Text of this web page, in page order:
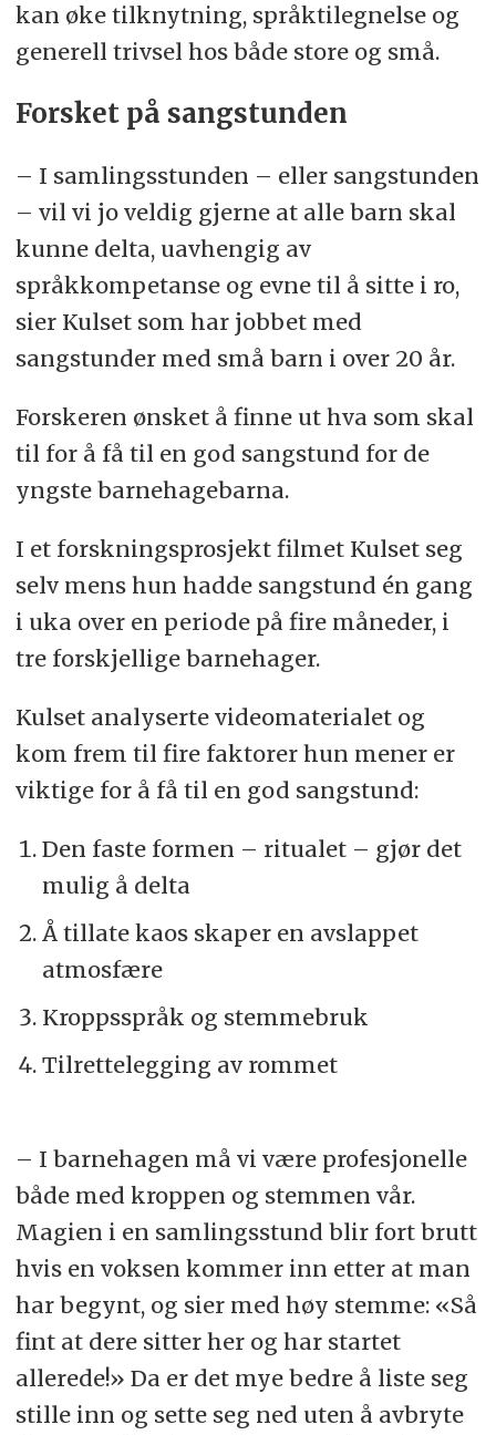
kan øke tilknytning, språktilegnelse og
generell trivsel hos både store og små.
Forsket på sangstunden
– I samlingsstunden – eller sangstunden
– vil vi jo veldig gjerne at alle barn skal
kunne delta, uavhengig av
språkkompetanse og evne til å sitte i ro,
sier Kulset som har jobbet med
sangstunder med små barn i over 20 år.
Forskeren ønsket å finne ut hva som skal
til for å få til en god sangstund for de
yngste barnehagebarna.
I et forskningsprosjekt filmet Kulset seg
selv mens hun hadde sangstund én gang
i uka over en periode på fire måneder, i
tre forskjellige barnehager.
Kulset analyserte videomaterialet og
kom frem til fire faktorer hun mener er
viktige for å få til en god sangstund:
Den faste formen – ritualet – gjør det
mulig å delta
Å tillate kaos skaper en avslappet
atmosfære
Kroppsspråk og stemmebruk
Tilrettelegging av rommet
– I barnehagen må vi være profesjonelle
både med kroppen og stemmen vår.
Magien i en samlingsstund blir fort brutt
hvis en voksen kommer inn etter at man
har begynt, og sier med høy stemme: «Så
fint at dere sitter her og har startet
allerede!» Da er det mye bedre å liste seg
stille inn og sette seg ned uten å avbryte